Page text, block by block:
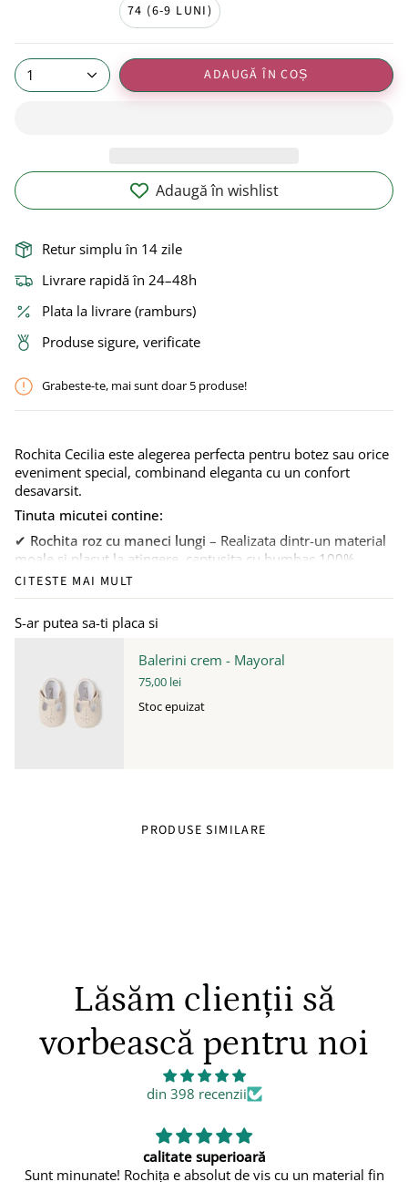
74 (6-9 LUNI)
1 ADAUGĂ ÎN COȘ
Adaugă în wishlist
Retur simplu în 14 zile
Livrare rapidă în 24–48h
Plata la livrare (ramburs)
Produse sigure, verificate
Grabeste-te, mai sunt doar 5 produse!
Rochita Cecilia este alegerea perfecta pentru botez sau orice
eveniment special, combinand eleganta cu un confort
desavarsit.
Tinuta micutei contine:
✔ Rochita roz cu maneci lungi – Realizata dintr-un material
moale si placut la atingere, captusita cu bumbac 100%
pentru confort maxim. Dantela brodata aplicata adauga un
plus de eleganta.
Bentita asortata
perfect tinuta si ofera un plus de farmec.
CITESTE MAI MULT
S-ar putea sa-ti placa si
Balerini crem - Mayoral
75,00 lei
Stoc epuizat
PRODUSE SIMILARE
Lăsăm clienții să
vorbească pentru noi
din 398 recenzii
cu un material fin
👍